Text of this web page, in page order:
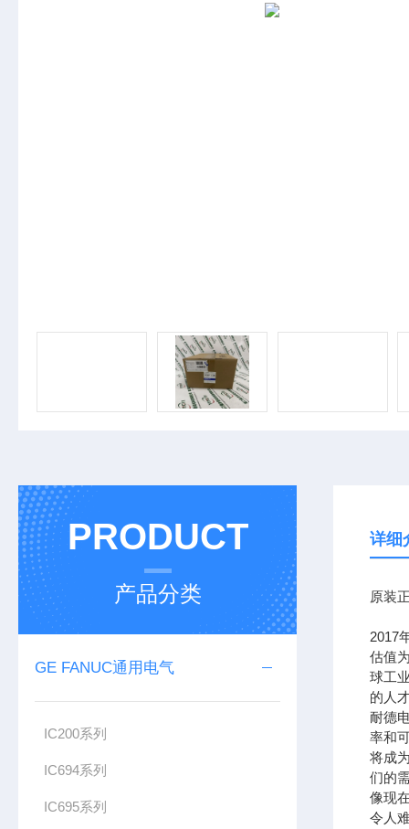
PRODUCT
产品分类
GE FANUC通用电气
IC200系列
IC694系列
IC695系列
详细
原装
2017
估值
球工
的人
耐德
率和
将成
们的
像现
令人